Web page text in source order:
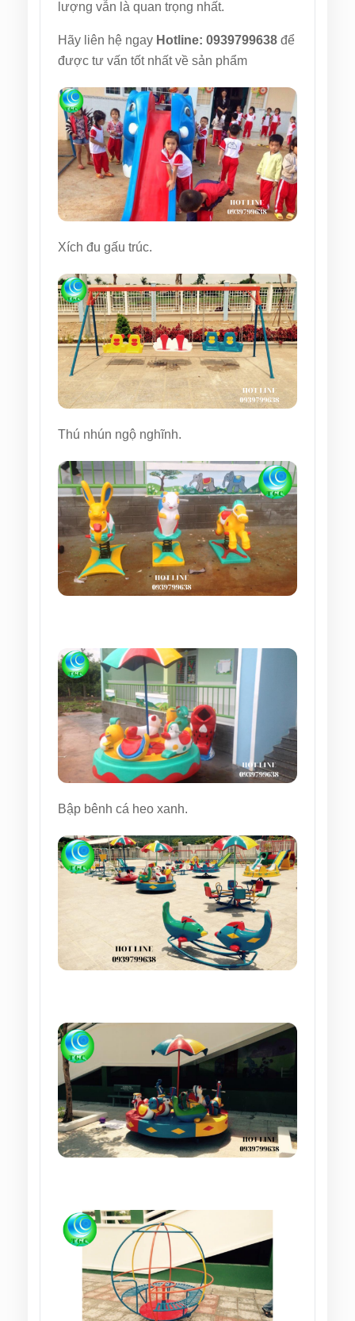
lượng vẫn là quan trọng nhất.
Hãy liên hệ ngay Hotline: 0939799638 để
được tư vấn tốt nhất về sản phẩm
Xích đu gấu trúc.
Thú nhún ngộ nghĩnh.
Bập bênh cá heo xanh.